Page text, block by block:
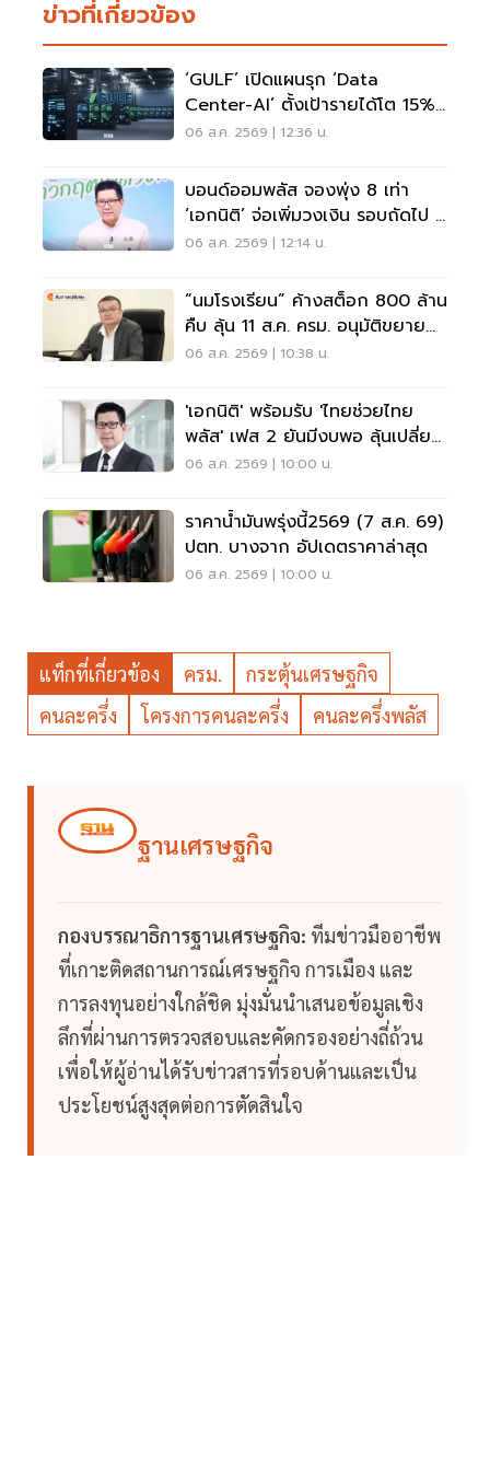
ข่าวที่เกี่ยวข้อง
‘GULF’ เปิดแผนรุก ‘Data
Center-AI’ ตั้งเป้ารายได้โต 15%
เดินหน้าลงทุนยุโรป
06 ส.ค. 2569 | 12:36 น.
บอนด์ออมพลัส จองพุ่ง 8 เท่า
‘เอกนิติ’ จ่อเพิ่มวงเงิน รอบถัดไป 4
ก.ย.นี้
06 ส.ค. 2569 | 12:14 น.
“นมโรงเรียน” ค้างสต็อก 800 ล้าน
คืบ ลุ้น 11 ส.ค. ครม. อนุมัติขยาย
ถึง ม.3
06 ส.ค. 2569 | 10:38 น.
'เอกนิติ' พร้อมรับ 'ไทยช่วยไทย
พลัส' เฟส 2 ยันมีงบพอ ลุ้นเปลี่ยน
สูตรคืน 'คนละครึ่ง'
06 ส.ค. 2569 | 10:00 น.
ราคาน้ำมันพรุ่งนี้2569 (7 ส.ค. 69)
ปตท. บางจาก อัปเดตราคาล่าสุด
06 ส.ค. 2569 | 10:00 น.
แท็กที่เกี่ยวข้อง ครม.
กระตุ้นเศรษฐกิจ
คนละครึ่ง
โครงการคนละครึ่ง คนละครึ่งพลัส
ฐานเศรษฐกิจ
กองบรรณาธิการฐานเศรษฐกิจ: ทีมข่าวมืออาชีพ
ที่เกาะติดสถานการณ์เศรษฐกิจ การเมือง และ
การลงทุนอย่างใกล้ชิด มุ่งมั่นนำเสนอข้อมูลเชิง
ลึกที่ผ่านการตรวจสอบและคัดกรองอย่างถี่ถ้วน
เพื่อให้ผู้อ่านได้รับข่าวสารที่รอบด้านและเป็น
ประโยชน์สูงสุดต่อการตัดสินใจ